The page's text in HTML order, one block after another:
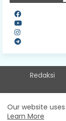
Redaksi
Our website
Learn More